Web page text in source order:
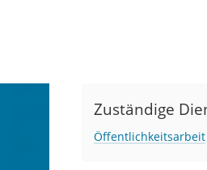
Zuständige
Öffentlichkeitsarbeit